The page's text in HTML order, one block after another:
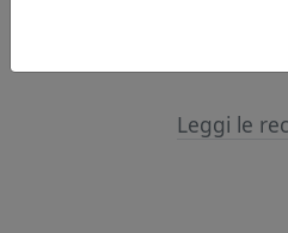
Leggi le